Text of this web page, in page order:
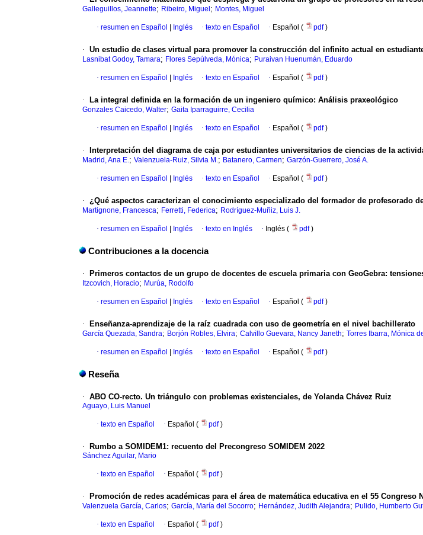
Galleguillos, Jeannette; Ribeiro, Miguel ; Montes, Miguel
· resumen en Español Inglés · texto en Español · Español ( pdf)
· Un estudio de clases virtual para promover la construcción del infinito actual en
Lasnibat Godoy, Tamara; Flores Sepúlveda, Mónica; Puraivan Huenumán, Eduardo
· resumen en Español Inglés · texto en Español · Español ( pdf)
· La integral definida en la formación de un ingeniero químico: Análisis praxeológico
Gonzales Caicedo, Walter; Gaita Iparraguirre, Cecilia
· resumen en Español Inglés · texto en Español · Español ( pdf)
· Interpretación del diagrama de caja por estudiantes universitarios de ciencias de la
Madrid, Ana E.; Valenzuela-Ruiz, Silvia M.; Batanero, Carmen; Garzón-Guerrero, José A.
· resumen en Español Inglés · texto en Español · Español ( pdf)
· ¿Qué aspectos caracterizan el conocimiento especializado del formador de profesorado
Martignone, Francesca; Ferretti, Federica; Rodríguez-Muñiz, Luis J.
· resumen en Español Inglés · texto en Inglés · Inglés ( pdf)
Contribuciones a la docencia
· Primeros contactos de un grupo de docentes de escuela primaria con GeoGebra:
Itzcovich, Horacio; Murúa, Rodolfo
· resumen en Español Inglés · texto en Español · Español ( pdf)
· Enseñanza-aprendizaje de la raíz cuadrada con uso de geometría en el nivel bachillerato
García Quezada, Sandra; Borjón Robles, Elvira; Calvillo Guevara, Nancy Janeth; Torres Ibarra, Mónica
· resumen en Español Inglés · texto en Español · Español ( pdf)
Reseña
· ABO CO-recto. Un triángulo con problemas existenciales, de Yolanda Chávez Ruiz
Aguayo, Luis Manuel
· texto en Español · Español ( pdf)
· Rumbo a SOMIDEM1: recuento del Precongreso SOMIDEM 2022
Sánchez Aguilar, Mario
· texto en Español · Español ( pdf)
· Promoción de redes académicas para el área de matemática educativa en el 55 Congreso
Valenzuela García, Carlos; García, María del Socorro; Hernández, Judith Alejandra; Pulido, Humberto
· texto en Español · Español ( pdf)